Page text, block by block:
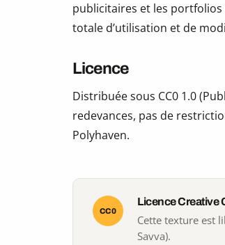
publicitaires et les portfolios
totale d’utilisation et de
Licence
Distribuée sous CC0 1.0
redevances, pas de
Polyhaven.
CC0
Licence Creative
Cette texture est
Savva).